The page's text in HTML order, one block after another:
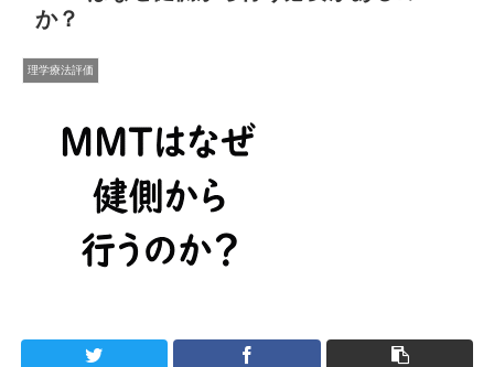
か？
理学療法評価